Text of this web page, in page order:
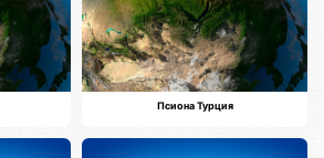
Псиона Турция